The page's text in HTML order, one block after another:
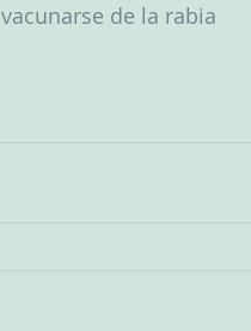
vacunarse de la rabia